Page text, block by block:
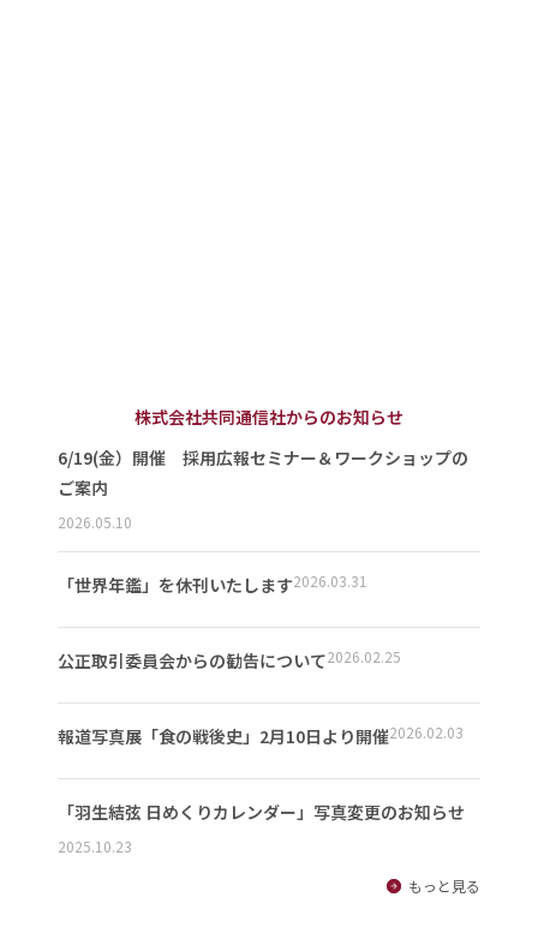
株式会社共同通信社からのお知らせ
6/19(金）開催 採用広報セミナー＆ワークショップの
ご案内
2026.05.10
「世界年鑑」を休刊いたします2026.03.31
公正取引委員会からの勧告について2026.02.25
報道写真展「食の戦後史」2月10日より開催2026.02.03
「羽生結弦 日めくりカレンダー」写真変更のお知らせ
2025.10.23
もっと見る